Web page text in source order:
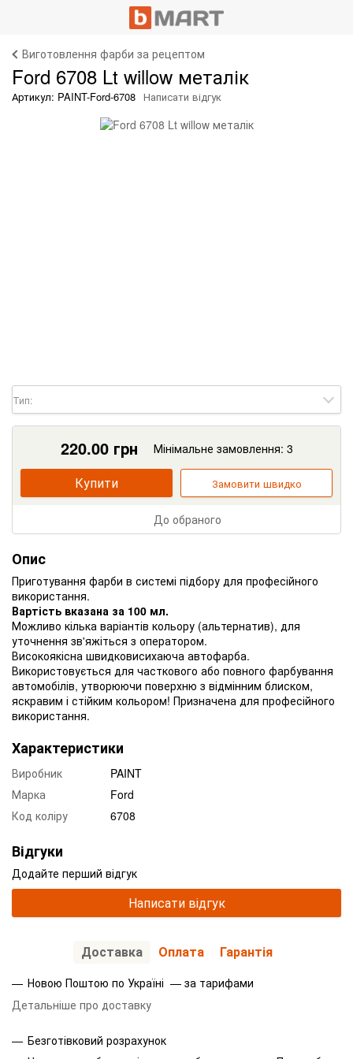
Виготовлення фарби за рецептом
Ford 6708 Lt willow металік
Артикул: PAINT-Ford-6708 Написати відгук
Тип:
220.00грн Мінімальне замовлення: 3
Купити Замовити швидко
До обраного
Опис
Приготування фарби в системі підбору для професійного
використання.
Вартість вказана за 100 мл.
Можливо кілька варіантів кольору (альтернатив), для
уточнення зв'яжіться з оператором.
Високоякісна швидковисихаюча автофарба.
Використовується для часткового або повного фарбування
автомобілів, утворюючи поверхню з відмінним блиском,
яскравим і стійким кольором! Призначена для професійного
використання.
Характеристики
Виробник
PAINT
Марка
Ford
Код коліру
6708
Відгуки
Додайте перший відгук
Написати відгук
Доставка Оплата Гарантія
Новою Поштою по Україні — за тарифами
Детальніше про доставку
Безготівковий розрахунок